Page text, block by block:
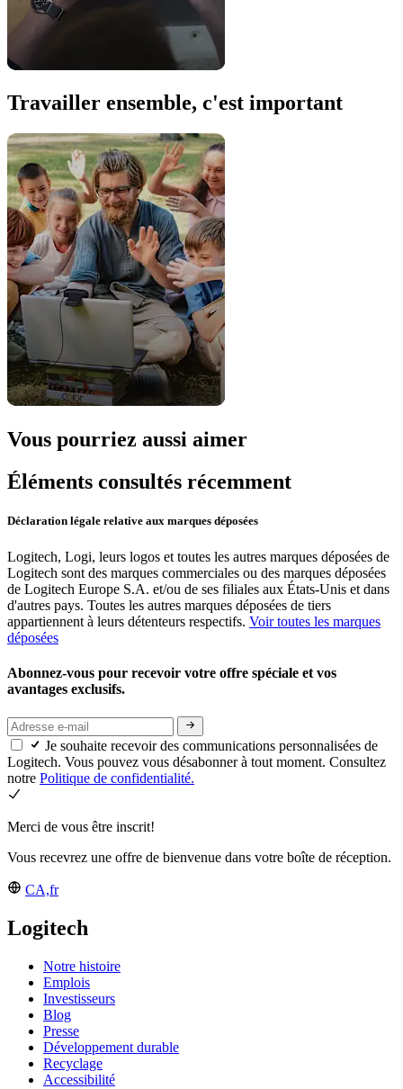
Travailler ensemble, c'est important
Vous pourriez aussi aimer
Éléments consultés récemment
Déclaration légale relative aux marques déposées
Logitech, Logi, leurs logos et toutes les autres marques déposées de
Logitech sont des marques commerciales ou des marques déposées
de Logitech Europe S.A. et/ou de ses filiales aux États-Unis et dans
d'autres pays. Toutes les autres marques déposées de tiers
appartiennent à leurs détenteurs respectifs. Voir toutes les marques
déposées
Abonnez-vous pour recevoir votre offre spéciale et vos
avantages exclusifs.
Je souhaite recevoir des communications personnalisées de
Logitech. Vous pouvez vous désabonner à tout moment. Consultez
notre Politique de confidentialité.
Merci de vous être inscrit!
Vous recevrez une offre de bienvenue dans votre boîte de réception.
CA,fr
Logitech
Notre histoire
Emplois
Investisseurs
Blog
Presse
Développement durable
Recyclage
Accessibilité